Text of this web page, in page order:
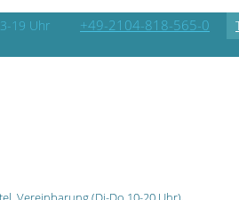
19 Uhr +49-2104-818-565-0